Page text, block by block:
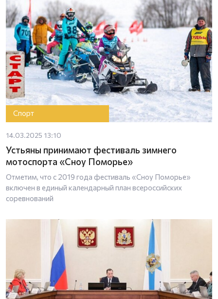
Спорт
14.03.2025 13:10
Устьяны принимают фестиваль зимнего
мотоспорта «Сноу Поморье»
Отметим, что с 2019 года фестиваль «Сноу Поморье»
включен в единый календарный план всероссийских
соревнований